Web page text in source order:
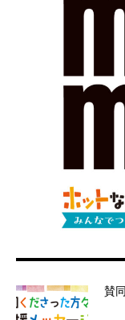
賛